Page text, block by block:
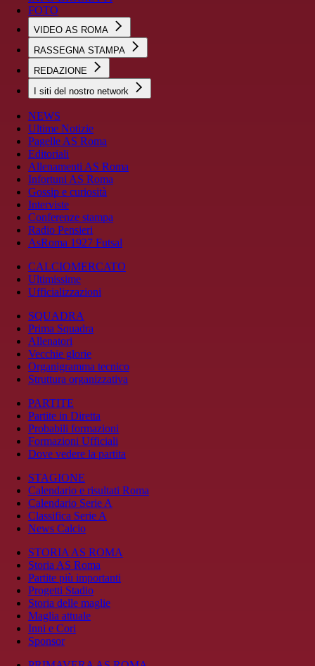
FOTO
VIDEO AS ROMA
RASSEGNA STAMPA
REDAZIONE
I siti del nostro network
NEWS
Ultime Notizie
Pagelle AS Roma
Editoriali
Allenamenti AS Roma
Infortuni AS Roma
Gossip e curiosità
Interviste
Conferenze stampa
Radio Pensieri
AsRoma 1927 Futsal
CALCIOMERCATO
Ultimissime
Ufficializzazioni
SQUADRA
Prima Squadra
Allenatori
Vecchie glorie
Organigramma tecnico
Struttura organizzativa
PARTITE
Partite in Diretta
Probabili formazioni
Formazioni Ufficiali
Dove vedere la partita
STAGIONE
Calendario e risultati Roma
Calendario Serie A
Classifica Serie A
News Calcio
STORIA AS ROMA
Storia AS Roma
Partite più importanti
Progetti Stadio
Storia delle maglie
Maglia attuale
Inni e Cori
Sponsor